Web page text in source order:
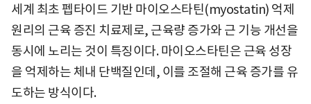
세계 최초 펩타이드 기반 마이오스타틴(myostatin) 억제
원리의 근육 증진 치료제로, 근육량 증가와 근 기능 개선을
동시에 노리는 것이 특징이다. 마이오스타틴은 근육 성장
을 억제하는 체내 단백질인데, 이를 조절해 근육 증가를 유
도하는 방식이다.